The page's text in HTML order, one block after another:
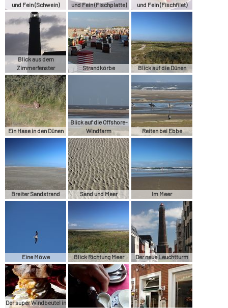
und Fein (Schwein)
und Fein (Fischplatte)
und Fein (Fischfilet)
Blick aus dem
Zimmerfenster
Strandkörbe Blick auf die Dünen
Ein Hase in den Dünen
Blick auf die Offshore-
Windfarm
Reiten bei Ebbe
Breiter Sandstrand Sand und Meer Im Meer
Eine Möwe Blick Richtung Meer Der neue Leuchtturm
Der super Windbeutel in